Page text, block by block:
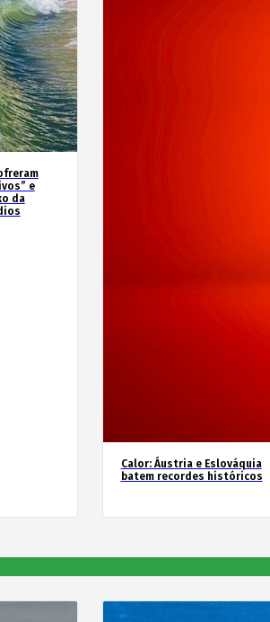
e
da
Calor: Áustria e Eslováquia
batem recordes históricos